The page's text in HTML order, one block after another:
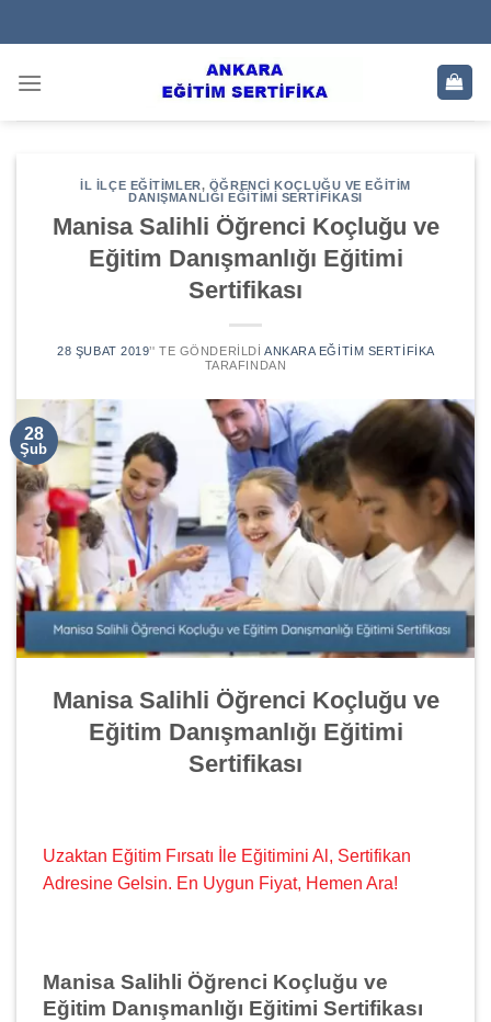
to
İL İLÇE EĞITIMLER, ÖĞRENCI KOÇLUĞU VE EĞITIM
DANIŞMANLIĞI EĞITIMI SERTIFIKASI
Manisa Salihli Öğrenci Koçluğu ve
Eğitim Danışmanlığı Eğitimi
Sertifikası
28 ŞUBAT 2019’' TE GÖNDERILDI ANKARA EĞITIM SERTIFIKA
TARAFINDAN
28
Şub
Manisa Salihli Öğrenci Koçluğu ve
Eğitim Danışmanlığı Eğitimi
Sertifikası
Uzaktan Eğitim Fırsatı İle Eğitimini Al, Sertifikan
Adresine Gelsin. En Uygun Fiyat, Hemen Ara!
Manisa Salihli Öğrenci Koçluğu ve
Eğitim Danışmanlığı Eğitimi Sertifikası